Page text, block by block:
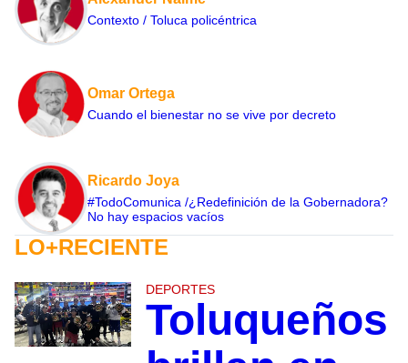
Contexto / Toluca policéntrica
Omar Ortega
Cuando el bienestar no se vive por decreto
Ricardo Joya
#TodoComunica /¿Redefinición de la Gobernadora?
No hay espacios vacíos
LO+RECIENTE
DEPORTES
Toluqueños